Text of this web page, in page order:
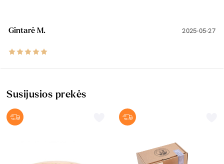
Gintarė M. 2025-05-27
Susijusios prekės